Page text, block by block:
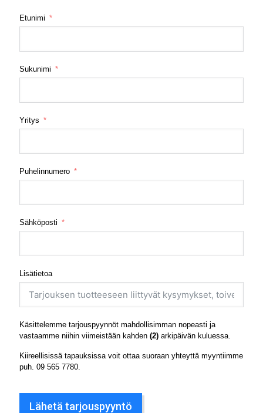
Etunimi
Sukunimi
Yritys
Puhelinnumero
Sähköposti
Lisätietoa
Käsittelemme tarjouspyynnöt mahdollisimman nopeasti ja
vastaamme niihin viimeistään kahden (2) arkipäivän kuluessa.
Kiireellisissä tapauksissa voit ottaa suoraan yhteyttä myyntiimme
puh. 09 565 7780
Lähetä tarjouspyyntö